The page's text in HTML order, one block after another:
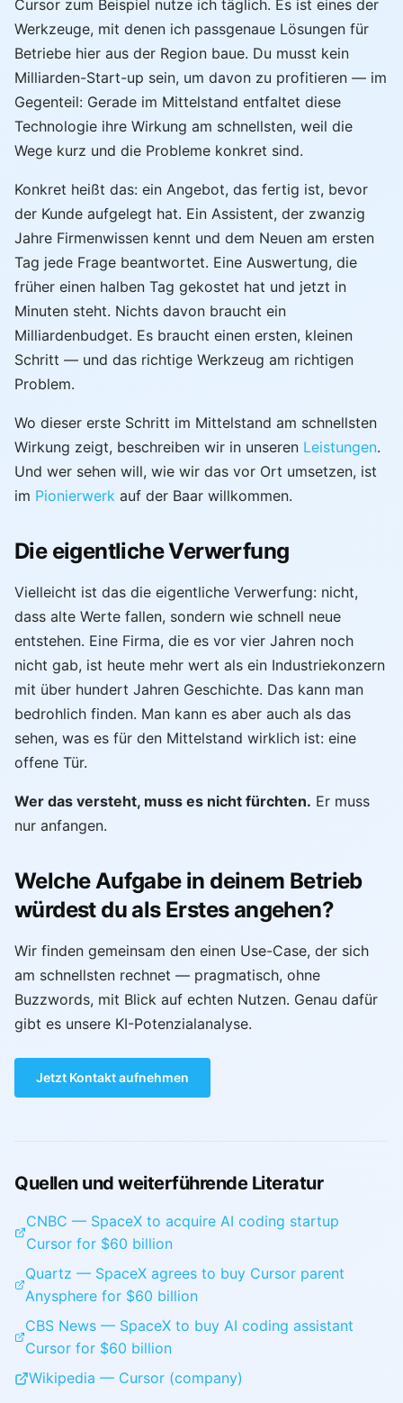
Cursor zum Beispiel nutze ich täglich. Es ist eines der
Werkzeuge, mit denen ich passgenaue Lösungen für
Betriebe hier aus der Region baue. Du musst kein
Milliarden-Start-up sein, um davon zu profitieren — im
Gegenteil: Gerade im Mittelstand entfaltet diese
Technologie ihre Wirkung am schnellsten, weil die
Wege kurz und die Probleme konkret sind.
Konkret heißt das: ein Angebot, das fertig ist, bevor
der Kunde aufgelegt hat. Ein Assistent, der zwanzig
Jahre Firmenwissen kennt und dem Neuen am ersten
Tag jede Frage beantwortet. Eine Auswertung, die
früher einen halben Tag gekostet hat und jetzt in
Minuten steht. Nichts davon braucht ein
Milliardenbudget. Es braucht einen ersten, kleinen
Schritt — und das richtige Werkzeug am richtigen
Problem.
Wo dieser erste Schritt im Mittelstand am schnellsten
Wirkung zeigt, beschreiben wir in unseren Leistungen.
Und wer sehen will, wie wir das vor Ort umsetzen, ist
im Pionierwerk auf der Baar willkommen.
Die eigentliche Verwerfung
Vielleicht ist das die eigentliche Verwerfung: nicht,
dass alte Werte fallen, sondern wie schnell neue
entstehen. Eine Firma, die es vor vier Jahren noch
nicht gab, ist heute mehr wert als ein Industriekonzern
mit über hundert Jahren Geschichte. Das kann man
bedrohlich finden. Man kann es aber auch als das
sehen, was es für den Mittelstand wirklich ist: eine
offene Tür.
Wer das versteht, muss es nicht fürchten. Er muss
nur anfangen.
Welche Aufgabe in deinem Betrieb
würdest du als Erstes angehen?
Wir finden gemeinsam den einen Use-Case, der sich
am schnellsten rechnet — pragmatisch, ohne
Buzzwords, mit Blick auf echten Nutzen. Genau dafür
gibt es unsere KI-Potenzialanalyse.
Jetzt Kontakt aufnehmen
Quellen und weiterführende Literatur
CNBC — SpaceX to acquire AI coding startup
Cursor for $60 billion
Quartz — SpaceX agrees to buy Cursor parent
Anysphere for $60 billion
CBS News — SpaceX to buy AI coding assistant
Cursor for $60 billion
Wikipedia — Cursor (company)